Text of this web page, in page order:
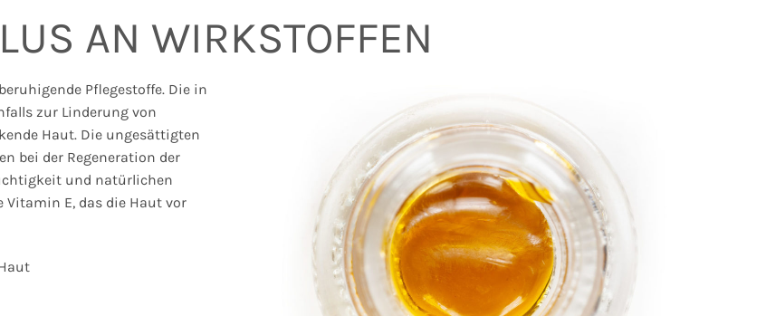
AN WIRKSTOFFEN
Pflegestoffe. Die in
zur Linderung von
Haut. Die ungesättigten
bei der Regeneration der
und natürlichen
E, das die Haut vor